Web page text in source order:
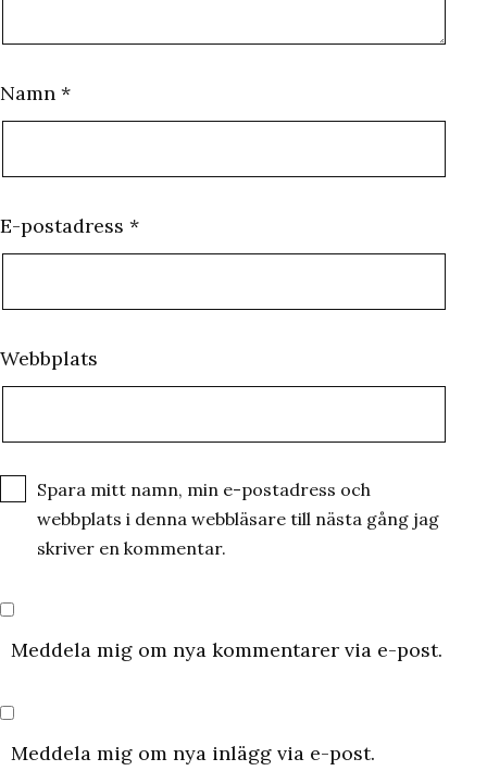
Namn *
E-postadress *
Webbplats
Spara mitt namn, min e-postadress och
webbplats i denna webbläsare till nästa gång jag
skriver en kommentar.
Meddela mig om nya kommentarer via e-post.
Meddela mig om nya inlägg via e-post.